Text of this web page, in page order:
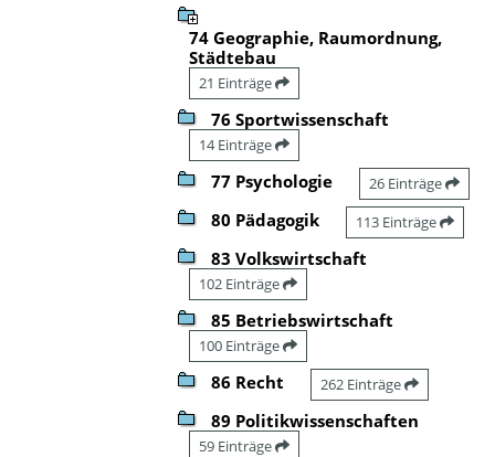
74 Geographie, Raumordnung,
Städtebau
21 Einträge
76 Sportwissenschaft
14 Einträge
77 Psychologie 26 Einträge
80 Pädagogik 113 Einträge
83 Volkswirtschaft
102 Einträge
85 Betriebswirtschaft
100 Einträge
86 Recht 262 Einträge
89 Politikwissenschaften
59 Einträge